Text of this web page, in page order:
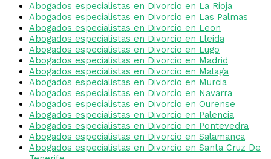
Abogados especialistas en Divorcio en La Rioja
Abogados especialistas en Divorcio en Las Palmas
Abogados especialistas en Divorcio en Leon
Abogados especialistas en Divorcio en Lleida
Abogados especialistas en Divorcio en Lugo
Abogados especialistas en Divorcio en Madrid
Abogados especialistas en Divorcio en Malaga
Abogados especialistas en Divorcio en Murcia
Abogados especialistas en Divorcio en Navarra
Abogados especialistas en Divorcio en Ourense
Abogados especialistas en Divorcio en Palencia
Abogados especialistas en Divorcio en Pontevedra
Abogados especialistas en Divorcio en Salamanca
Abogados especialistas en Divorcio en Santa Cruz De